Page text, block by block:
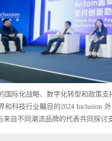
国际化战略、数字化转型和政策
和科技行业瞩目的2024 Inclusion·
来自不同潮流品牌的代表共同探讨